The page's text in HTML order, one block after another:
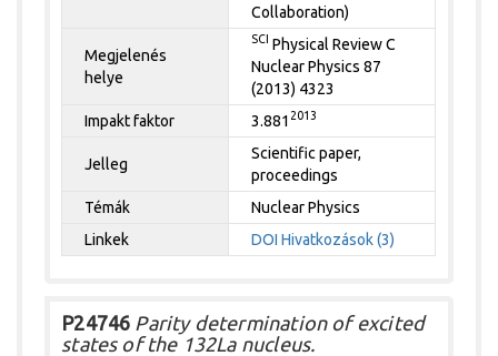
Collaboration)
Megjelenés
helye
SCI Physical Review C
Nuclear Physics 87
(2013) 4323
Impakt faktor
3.881 2013
Jelleg
Scientific paper,
proceedings
Témák
Nuclear Physics
Linkek
DOI Hivatkozások (3)
P24746 Parity determination of excited
states of the 132La nucleus.